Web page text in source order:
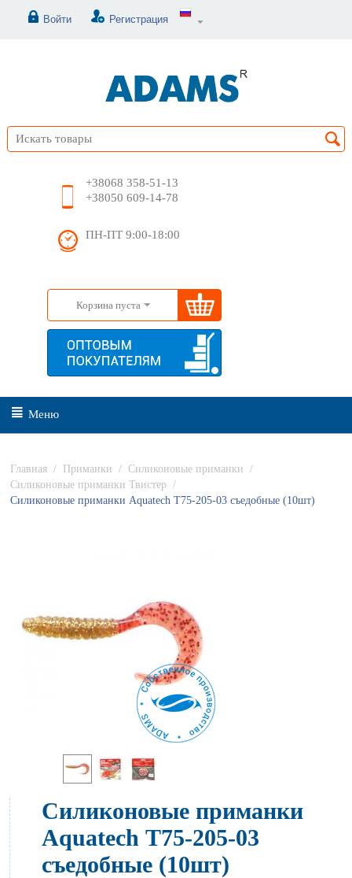
Войти Регистрация
+38068 358-51-13
+38050 609-14-78
ПН-ПТ 9:00-18:00
Корзина пуста
Меню
Главная / Приманки / Силиконовые приманки
/
Силиконовые приманки Твистер /
Силиконовые приманки Aquatech Т75-205-03 съедобные (10шт)
Силиконовые приманки
Aquatech Т75-205-03
съедобные (10шт)